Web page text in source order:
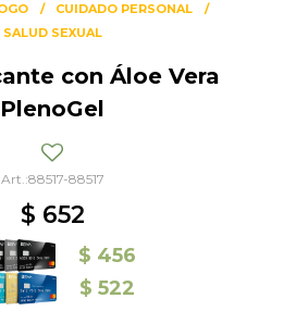
CUIDADO PERSONAL
SALUD SEXUAL
con Áloe Vera
PlenoGel
88517-88517
$ 652
$ 456
$ 522